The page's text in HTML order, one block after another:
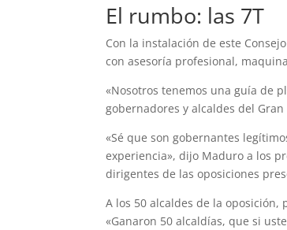
El rumbo: las 7T
Con la instalación de este
con asesoría profesional,
«Nosotros tenemos una guía de
gobernadores y alcaldes del
«Sé que son gobernantes
experiencia», dijo Maduro a los
dirigentes de las oposiciones
A los 50 alcaldes de la
«Ganaron 50 alcaldías, que si